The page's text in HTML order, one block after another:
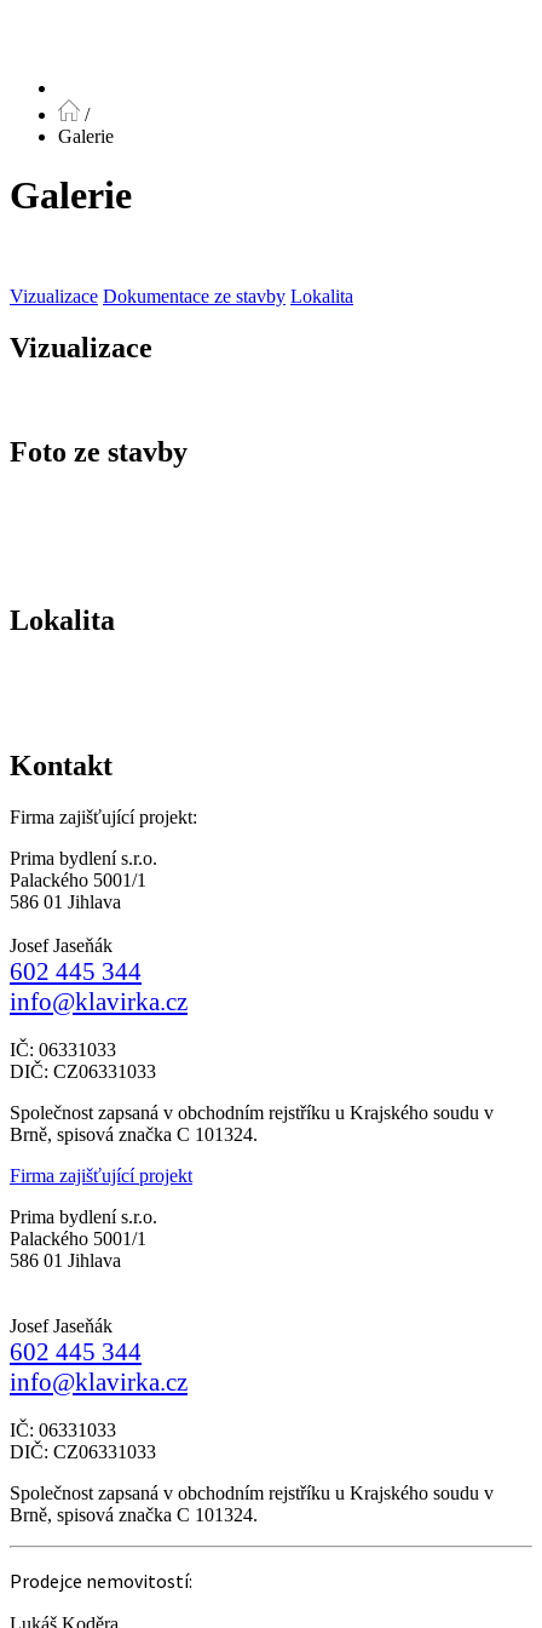
/
Galerie
Galerie
Vizualizace Dokumentace ze stavby Lokalita
Vizualizace
Foto ze stavby
Lokalita
Kontakt
Firma zajišťující projekt:
Prima bydlení s.r.o.
Palackého 5001/1
586 01 Jihlava
Josef Jaseňák
602 445 344
info@klavirka.cz
IČ: 06331033
DIČ: CZ06331033
Společnost zapsaná v obchodním rejstříku u Krajského soudu v
Brně, spisová značka C 101324.
Firma zajišťující projekt
Prima bydlení s.r.o.
Palackého 5001/1
586 01 Jihlava
Josef Jaseňák
602 445 344
info@klavirka.cz
IČ: 06331033
DIČ: CZ06331033
Společnost zapsaná v obchodním rejstříku u Krajského soudu v
Brně, spisová značka C 101324.
Prodejce nemovitostí: